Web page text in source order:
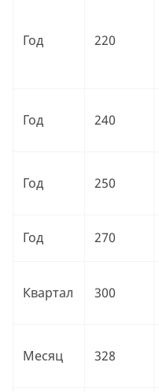
Год 220
Год 240
Год 250
Год 270
Квартал 300
Месяц 328